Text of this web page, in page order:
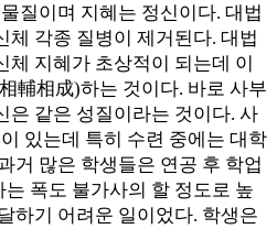
질이며 지혜는 정신이다. 대법
체 각종 질병이 제거된다. 대법
지혜가 초상적이 되는데 이
輔相成)하는 것이다. 바로 사부
은 같은 성질이라는 것이다. 사
있는데 특히 수련 중에는 대학
거 많은 학생들은 연공 후 학업
폭도 불가사의 할 정도로 높
하기 어려운 일이었다. 학생은